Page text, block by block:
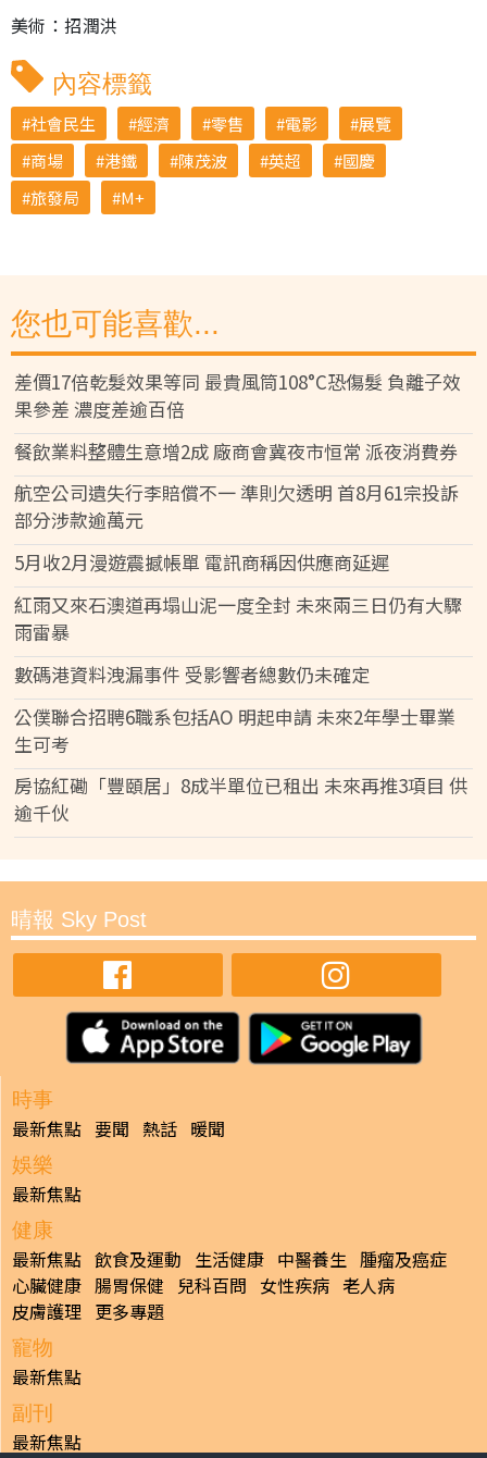
美術：招潤洪
內容標籤
社會民生 經濟 零售 電影
展覽
商場
港鐵 陳茂波 英超
國慶
旅發局
M+
您也可能喜歡...
差價17倍乾髮效果等同 最貴風筒108°C恐傷髮 負離子效
果參差 濃度差逾百倍
餐飲業料整體生意增2成 廠商會冀夜市恒常 派夜消費券
航空公司遺失行李賠償不一 準則欠透明 首8月61宗投訴
部分涉款逾萬元
5月收2月漫遊震撼帳單 電訊商稱因供應商延遲
紅雨又來石澳道再塌山泥一度全封 未來兩三日仍有大驟
雨雷暴
數碼港資料洩漏事件 受影響者總數仍未確定
公僕聯合招聘6職系包括AO 明起申請 未來2年學士畢業
生可考
房協紅磡「豐頤居」8成半單位已租出 未來再推3項目 供
逾千伙
晴報 Sky Post
時事
最新焦點 要聞 熱話 暖聞
娛樂
最新焦點
健康
最新焦點 飲食及運動 生活健康 中醫養生 腫瘤及癌症
心臟健康 腸胃保健 兒科百問 女性疾病 老人病
皮膚護理 更多專題
寵物
最新焦點
副刊
最新焦點